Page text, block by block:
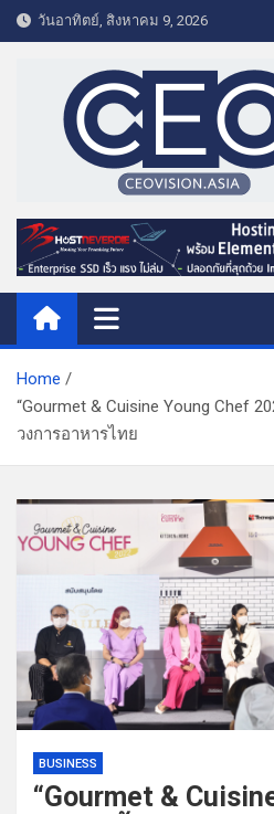
k
e
t
วันอาทิตย์, สิงหาคม 9, 2026
CEO VISION.ASIA
Business & Lifestyle
Home
“Gourmet & Cuisine Young Chef
วงการอาหารไทย
BUSINESS
“Gourmet &